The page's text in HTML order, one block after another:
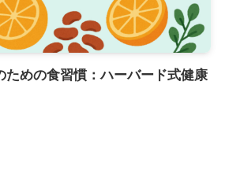
ための食習慣：ハーバード式健康